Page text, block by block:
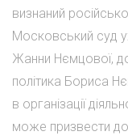
визнаний
Московський суд
Жанни Нємцової,
політика Бориса
в організації
може призвести